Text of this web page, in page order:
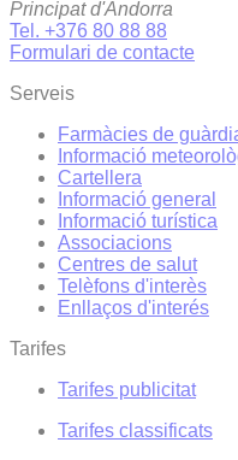
Principat d'Andorra
Tel. +376 80 88 88
Formulari de contacte
Serveis
Farmàcies de
Informació
Cartellera
Informació general
Informació turística
Associacions
Centres de salut
Telèfons d'interès
Enllaços d'interés
Tarifes
Tarifes publicitat
Tarifes classificats